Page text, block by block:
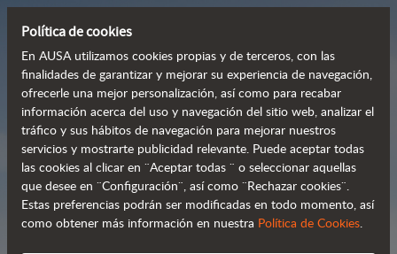
Dumpers potentes,
eficientes y rentables
Catálogo
Política de cookies
En AUSA utilizamos cookies propias y de terceros, con las
finalidades de garantizar y mejorar su experiencia de navegación,
ofrecerle una mejor personalización, así como para recabar
información acerca del uso y navegación del sitio web, analizar el
tráfico y sus hábitos de navegación para mejorar nuestros
servicios y mostrarte publicidad relevante. Puede aceptar todas
las cookies al clicar en ¨Aceptar todas ¨ o seleccionar aquellas
que desee en ¨Configuración¨, así como ¨Rechazar cookies¨.
Estas preferencias podrán ser modificadas en todo momento, así
como obtener más información en nuestra Política de Cookies.